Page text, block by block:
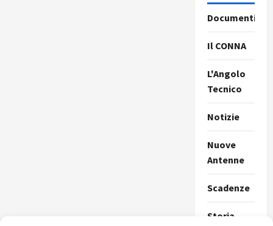
Documenti
Il CONNA
L'Angolo
Tecnico
Notizie
Nuove
Antenne
Scadenze
Storia